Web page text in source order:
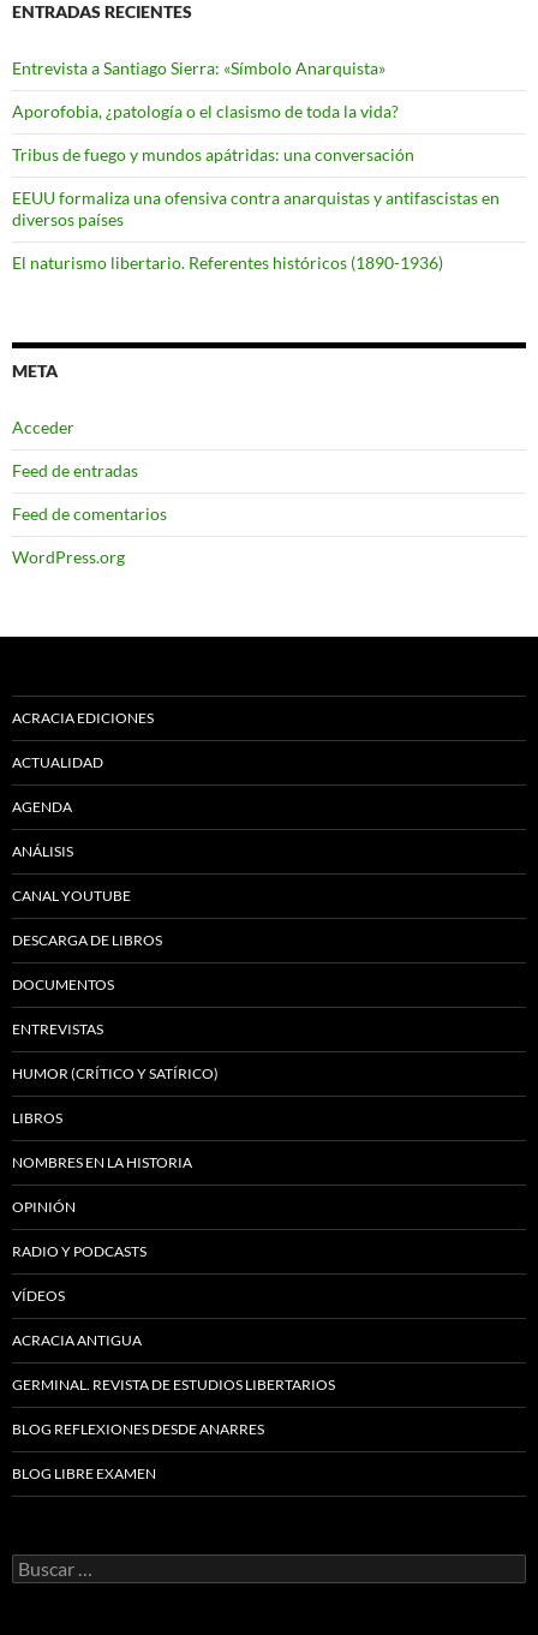
ENTRADAS RECIENTES
Entrevista a Santiago Sierra: «Símbolo Anarquista»
Aporofobia, ¿patología o el clasismo de toda la vida?
Tribus de fuego y mundos apátridas: una conversación
EEUU formaliza una ofensiva contra anarquistas y antifascistas en
diversos países
El naturismo libertario. Referentes históricos (1890-1936)
META
Acceder
Feed de entradas
Feed de comentarios
WordPress.org
ACRACIA EDICIONES
ACTUALIDAD
AGENDA
ANÁLISIS
CANAL YOUTUBE
DESCARGA DE LIBROS
DOCUMENTOS
ENTREVISTAS
HUMOR (CRÍTICO Y SATÍRICO)
LIBROS
NOMBRES EN LA HISTORIA
OPINIÓN
RADIO Y PODCASTS
VÍDEOS
ACRACIA ANTIGUA
GERMINAL. REVISTA DE ESTUDIOS LIBERTARIOS
BLOG REFLEXIONES DESDE ANARRES
BLOG LIBRE EXAMEN
Buscar: